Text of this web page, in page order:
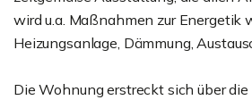
wird u.a. Maßnahmen zur Energetik
Heizungsanlage, Dämmung,
Die Wohnung erstreckt sich über